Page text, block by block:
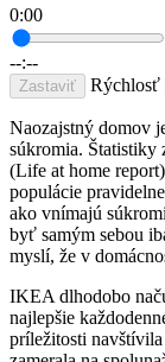
0:00
--:--
Zastaviť Rýchlosť
Naozajstný domov
súkromia.
(Life at home
populácie
ako vnímajú
byť samým sebou
myslí, že v
IKEA dlhodobo
najlepšie
príležitosti